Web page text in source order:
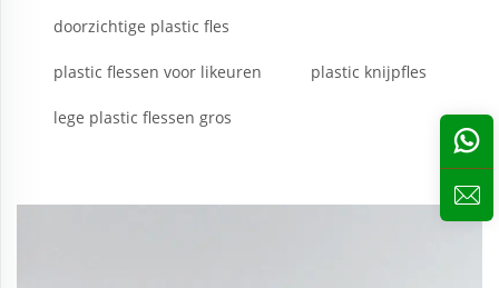
doorzichtige plastic fles
plastic flessen voor likeuren plastic knijpfles
lege plastic flessen gros